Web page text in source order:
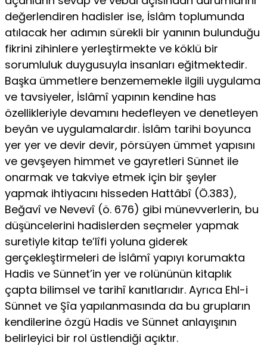
değerlendiren hadisler ise, İslâm toplumunda
atılacak her adımın sürekli bir yanının bulunduğu
fikrini zihinlere yerleştirmekte ve köklü bir
sorumluluk duygusuyla insanları eğitmektedir.
Başka ümmetlere benzememekle ilgili uygulama
ve tavsiyeler, İslâmî yapının kendine has
özellikleriyle devamını hedefleyen ve denetleyen
beyân ve uygulamalardır. İslâm tarihi boyunca
yer yer ve devir devir, pörsüyen ümmet yapısını
ve gevşeyen himmet ve gayretleri Sünnet ile
onarmak ve takviye etmek için bir şeyler
yapmak ihtiyacını hisseden Hattâbî (Ö.383),
Beğavî ve Nevevî (ö. 676) gibi münevverlerin, bu
düşüncelerini hadislerden seçmeler yapmak
suretiyle kitap te’lîfi yoluna giderek
gerçekleştirmeleri de İslâmî yapıyı korumakta
Hadis ve Sünnet’in yer ve rolününün kitaplık
çapta bilimsel ve tarihî kanıtlarıdır. Ayrıca Ehl-i
Sünnet ve Şîa yapılanmasında da bu grupların
kendilerine özgü Hadis ve Sünnet anlayışının
belirleyici bir rol üstlendiği açıktır.